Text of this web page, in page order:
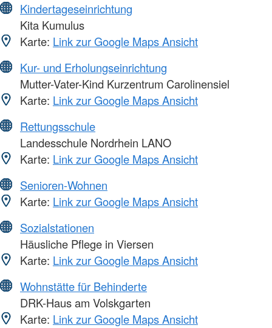
Kindertageseinrichtung
Kita Kumulus
Karte: Link zur Google Maps Ansicht
Kur- und Erholungseinrichtung
Mutter-Vater-Kind Kurzentrum Carolinensiel
Karte: Link zur Google Maps Ansicht
Rettungsschule
Landesschule Nordrhein LANO
Karte: Link zur Google Maps Ansicht
Senioren-Wohnen
Karte: Link zur Google Maps Ansicht
Sozialstationen
Häusliche Pflege in Viersen
Karte: Link zur Google Maps Ansicht
Wohnstätte für Behinderte
DRK-Haus am Volskgarten
Karte: Link zur Google Maps Ansicht